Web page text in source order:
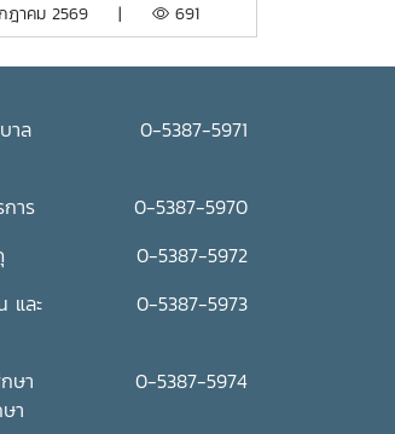
พิธีถวายเทียนพรรษา ประจำปี
ร่วมพิธีได้ถวายเทียนพรรษาและ
ด) เพื่อสืบสานและทำนุบำรุง
ธศาสนา เนื่องในเทศกาลเข้า
อันเป็นประเพณีสำคัญของ
ารอนุรักษ์ศิลปวัฒนธรรมและ
คุณธรรม จริยธรรม ตลอดจน
วามเป็นสิริมงคลแก่ชีวิตคณะ
ศาสตร์ มุ่งมั่น ส่งเสริมให้
กฎาคม 2569 | 691
าล
0-5387-5971
การ
0-5387-5970
0-5387-5972
และ
0-5387-5973
ษา
า
0-5387-5974